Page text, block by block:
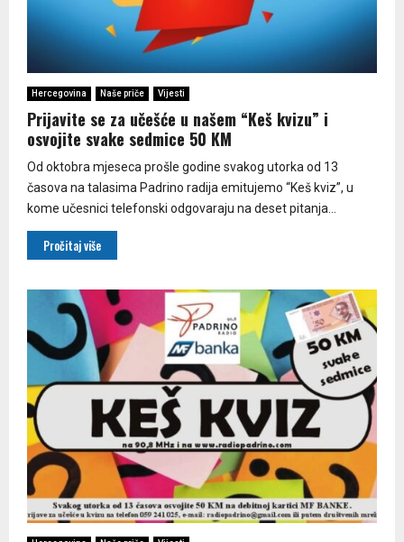
Hercegovina Naše priče Vijesti
Prijavite se za učešće u našem “Keš kvizu” i
osvojite svake sedmice 50 KM
Od oktobra mjeseca prošle godine svakog utorka od 13
časova na talasima Padrino radija emitujemo “Keš kviz”, u
kome učesnici telefonski odgovaraju na deset pitanja...
Pročitaj više